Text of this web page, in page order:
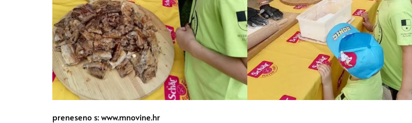
preneseno s: www.mnovine.hr